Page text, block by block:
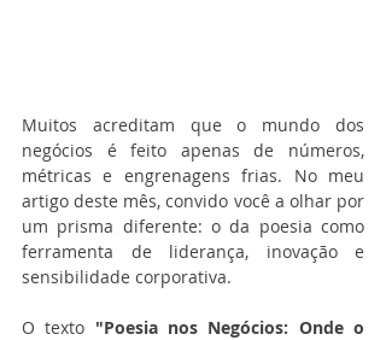
Muitos acreditam que o mundo dos
negócios é feito apenas de números,
métricas e engrenagens frias. No meu
artigo deste mês, convido você a olhar por
um prisma diferente: o da poesia como
ferramenta de liderança, inovação e
sensibilidade corporativa.
O texto "Poesia nos Negócios: Onde o